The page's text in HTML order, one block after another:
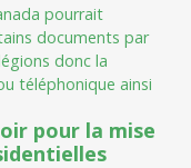
nada pourrait
ains documents par
égions donc la
u téléphonique ainsi
pour la mise